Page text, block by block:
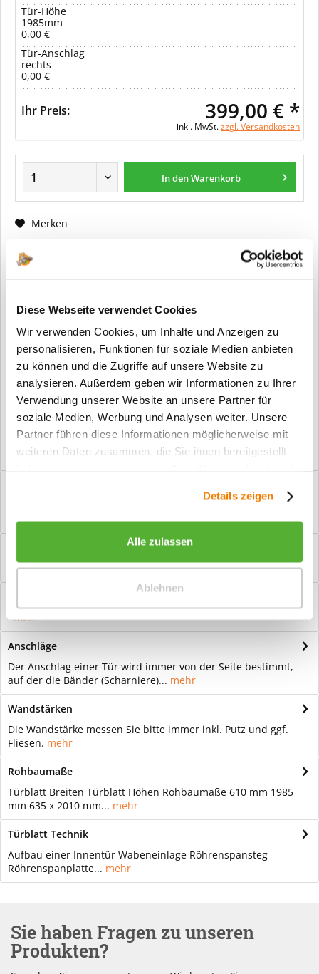
Diese Webseite verwendet Cookies
Wir verwenden Cookies, um Inhalte und Anzeigen zu
personalisieren, Funktionen für soziale Medien anbieten
zu können und die Zugriffe auf unsere Website zu
analysieren. Außerdem geben wir Informationen zu Ihrer
Verwendung unserer Website an unsere Partner für
soziale Medien, Werbung und Analysen weiter. Unsere
Partner führen diese Informationen möglicherweise mit
weiteren Daten zusammen, die Sie ihnen bereitgestellt
Details zeigen
Alle zulassen
Ablehnen
Tür-Höhe
1985mm
0,00 €
Tür-Anschlag
rechts
0,00 €
Ihr Preis: 399,00 € *
inkl. MwSt.zzgl. Versandkosten
In den Warenkorb
Merken
Artikel-Nr.:
ER0051
Konfiguration gefertigt. Daher ist er als
kundenspezifische Anfertigung vom
Widerruf / der Rückgabe
ausgeschlossen.
Vorteile
Kostenloser Versand ab € 2000,- Bestellwert
Versand mit eigener Spedition
Ganzglastür Motiv Bergamo Für eine zeitlose Optik: Das
Element Glas wirkt immer elegant...mehr
Bewertungen lesen, schreiben und diskutieren...mehr
mehr
Anschläge
Der Anschlag einer Tür wird immer von der Seite bestimmt,
auf der die Bänder (Scharniere)... mehr
Wandstärken
Die Wandstärke messen Sie bitte immer inkl. Putz und ggf.
Fliesen. mehr
Rohbaumaße
Türblatt Breiten Türblatt Höhen Rohbaumaße 610 mm 1985
mm 635 x 2010 mm... mehr
Türblatt Technik
Aufbau einer Innentür Wabeneinlage Röhrenspansteg
Röhrenspanplatte... mehr
Sie haben Fragen zu unseren
Produkten?